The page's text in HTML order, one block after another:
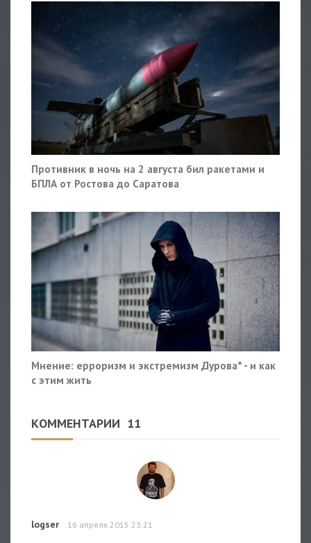
Противник в ночь на 2 августа бил ракетами и
БПЛА от Ростова до Саратова
Мнение: ерроризм и экстремизм Дурова* - и как
с этим жить
КОММЕНТАРИИ 11
logser 16 апреля 2015 23:21